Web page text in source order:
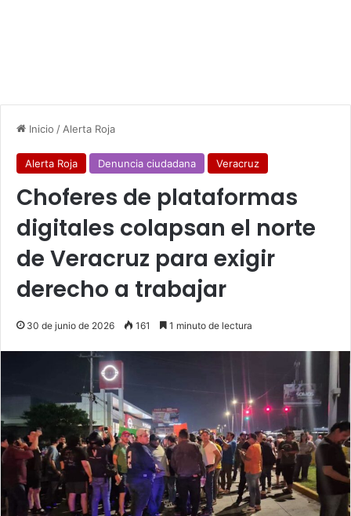
Inicio / Alerta Roja
Alerta Roja Denuncia ciudadana Veracruz
Choferes de plataformas
digitales colapsan el norte
de Veracruz para exigir
derecho a trabajar
30 de junio de 2026 161 1 minuto de lectura